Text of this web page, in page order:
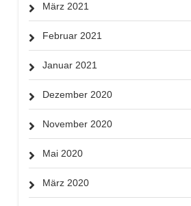
März 2021
Februar 2021
Januar 2021
Dezember 2020
November 2020
Mai 2020
März 2020